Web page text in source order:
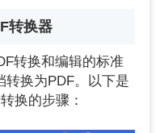
转换器
转换和编辑的标准
转换为PDF。以下是
换的步骤：